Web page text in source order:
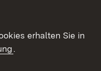
erhalten Sie in
.